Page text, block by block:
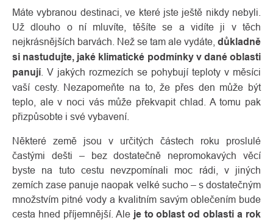
Máte vybranou destinaci, ve které jste ještě nikdy nebyli.
Už dlouho o ní mluvíte, těšíte se a vidíte ji v těch
nejkrásnějších barvách. Než se tam ale vydáte, důkladně
si nastudujte, jaké klimatické podmínky v dané oblasti
panují . V jakých rozmezích se pohybují teploty v měsíci
vaší cesty. Nezapomeňte na to, že přes den může být
teplo, ale v noci vás může překvapit chlad. A tomu pak
přizpůsobte i své vybavení.
Některé země jsou v určitých částech roku proslulé
častými dešti – bez dostatečně nepromokavých věcí
byste na tuto cestu nevzpomínali moc rádi, v jiných
zemích zase panuje naopak velké sucho – s dostatečným
množstvím pitné vody a kvalitním savým oblečením bude
cesta hned příjemnější. Ale je to oblast od oblasti a rok